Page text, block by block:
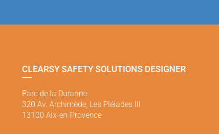
CLEARSY SAFETY SOLUTIONS DESIGNER
Parc de la Duranne
320 Av. Archimède, Les Pléiades III
13100 Aix-en-Provence